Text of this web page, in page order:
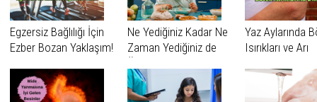
Egzersiz Bağlılığı İçin
Ezber Bozan Yaklaşım!
Ne Yediğiniz Kadar Ne
Zaman Yediğiniz de
Yaz Aylarında
Isırıkları ve Arı